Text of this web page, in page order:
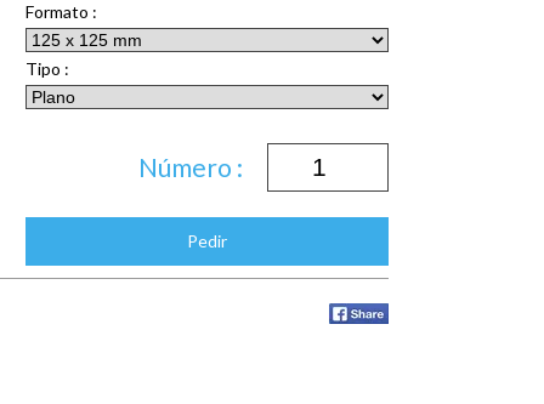
Formato :
Tipo :
Número :
Pedir